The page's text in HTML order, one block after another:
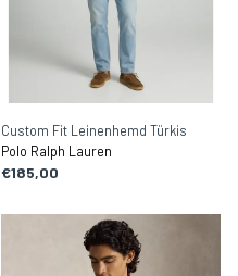
Custom Fit Leinenhemd Türkis
Polo Ralph Lauren
€185,00